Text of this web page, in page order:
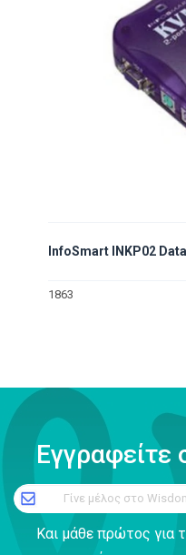
InfoSmart INKP02
1863
Γίνε μέλος στο
Και μάθε πρώτος για